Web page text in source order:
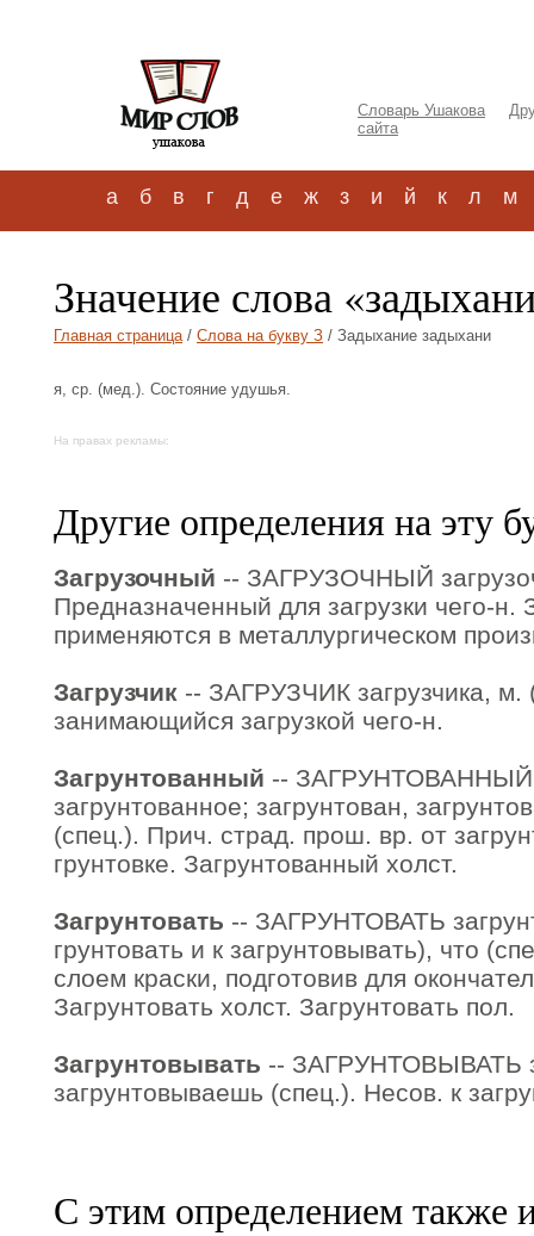
Словарь Ушакова
сайта
а б в г д е ж з и й к л м
Значение слова
Главная страница/ Слова на букву З / Задыхание задыхани
я, ср. (мед.). Состояние удушья.
На правах рекламы:
Другие определения на эту
Загрузочный -- ЗАГРУЗОЧНЫЙ
Предназначенный для загрузки чего-
применяются в металлургическом
Загрузчик -- ЗАГРУЗЧИК загрузчика, м.
занимающийся загрузкой чего-н.
Загрунтованный -- ЗАГРУНТОВАННЫЙ
загрунтованное; загрунтован,
(спец.). Прич. страд. прош. вр. от
грунтовке. Загрунтованный холст.
Загрунтовать -- ЗАГРУНТОВАТЬ
грунтовать и к загрунтовывать), что
слоем краски, подготовив для
Загрунтовать холст. Загрунтовать пол.
Загрунтовывать -- ЗАГРУНТОВЫВАТЬ
загрунтовываешь (спец.). Несов. к
С этим определением также